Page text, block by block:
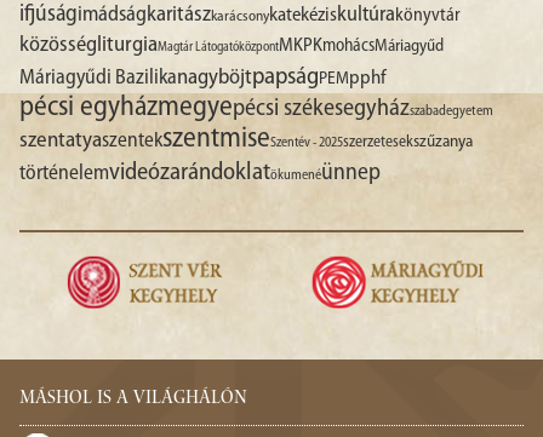
ifjúságimádságkaritászkarácsonykatekéziskultúrakönyvtár
közösségliturgiaMagtár LátogatóközpontMKPKmohácsMáriagyűd
Máriagyűdi BazilikanagyböjtpapságPEMpphf
pécsi egyházmegyepécsi székesegyházszabadegyetem
szentatyaszentekszentmiseSzentév - 2025szerzetesekszűzanya
történelemvideózarándoklatökumenéünnep
MÁSHOL IS A VILÁGHÁLÓN